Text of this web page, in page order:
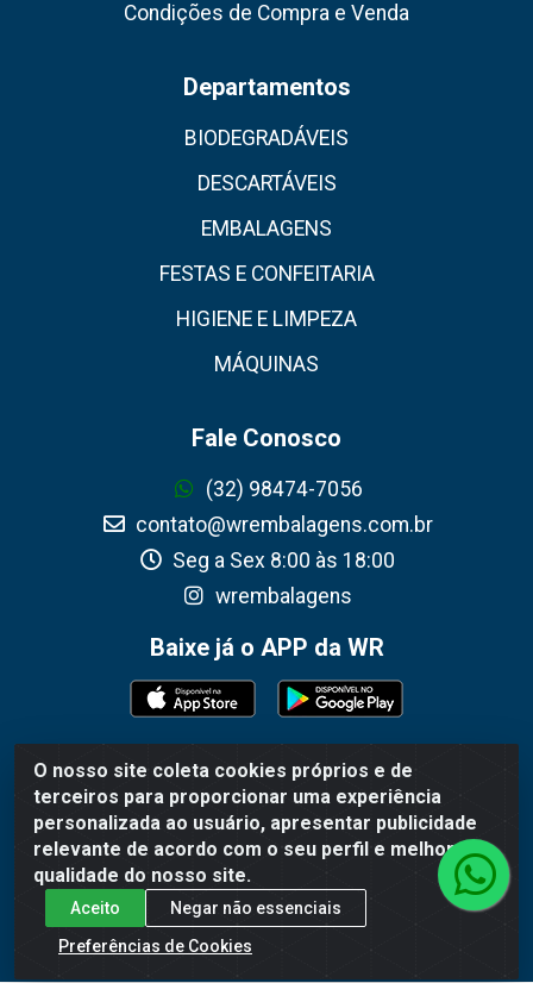
O nosso site coleta cookies próprios e de
terceiros para proporcionar uma experiência
personalizada ao usuário, apresentar publicidade
relevante de acordo com o seu perfil e melhorar a
qualidade do nosso site.
Aceito
Negar não essenciais
Preferências de Cookies
Condições de Compra e Venda
Departamentos
BIODEGRADÁVEIS
DESCARTÁVEIS
EMBALAGENS
FESTAS E CONFEITARIA
HIGIENE E LIMPEZA
MÁQUINAS
Fale Conosco
(32) 98474-7056
contato@wrembalagens.com.br
Seg a Sex 8:00 às 18:00
wrembalagens
Baixe já o APP da WR
WR Embalagens - R. Cel. Teodoro Gomes de Araújo,
1360 - Grogotó - Barbacena / MG - CEP 36202-628 -
CNPJ 02.692.206/0001-55